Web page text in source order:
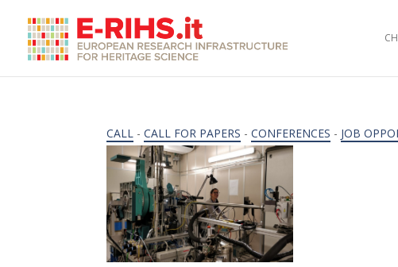
CALL -CALL FOR PAPERS -CONFERENCES - JOB